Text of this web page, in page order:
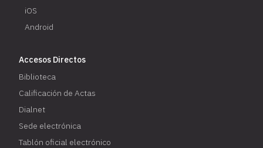
iOS
Android
Accesos Directos
Biblioteca
Calificación de Actas
Dialnet
Sede electrónica
Tablón oficial electrónico